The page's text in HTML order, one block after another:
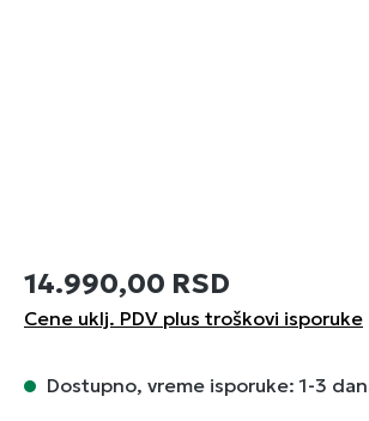
14.990,00 RSD
Cene uklj. PDV plus troškovi isporuke
Dostupno, vreme isporuke: 1-3